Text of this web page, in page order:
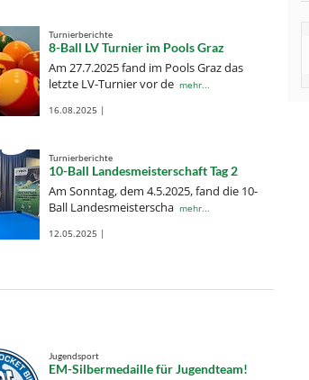
Turnierberichte
8-Ball LV Turnier im Pools Graz
Am 27.7.2025 fand im Pools Graz das
letzte LV-Turnier vor de mehr...
16.08.2025 |
Turnierberichte
10-Ball Landesmeisterschaft Tag 2
Am Sonntag, dem 4.5.2025, fand die 10-
Ball Landesmeisterscha mehr...
12.05.2025 |
Jugendsport
EM-Silbermedaille für Jugendteam!